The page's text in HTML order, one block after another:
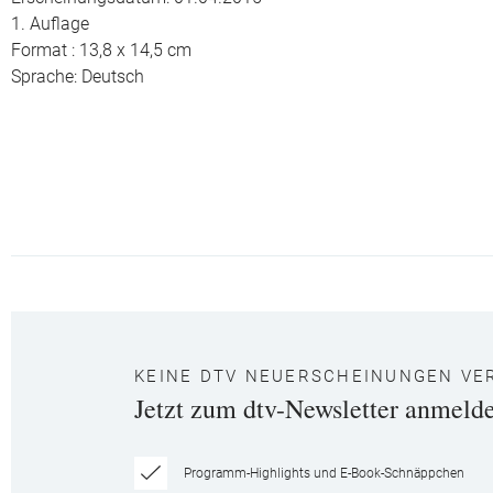
1. Auflage
Format : 13,8 x 14,5 cm
Sprache: Deutsch
KEINE DTV NEUERSCHEINUNGEN
Jetzt zum dtv-Newsletter
Programm-Highlights und E-Book-Schnäppchen